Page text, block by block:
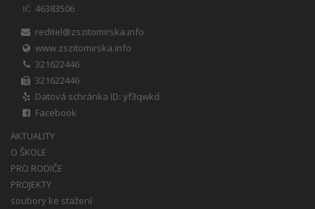
IČ
46383506
reditel@zszitomirska.info
www.zszitomirska.info
321622446
321622446
Datová schránka ID: yf3qwkd
Facebook
AKTUALITY
O ŠKOLE
PRO RODIČE
PROJEKTY
soubory ke stažení